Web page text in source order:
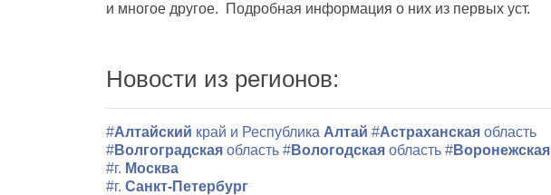
и многое другое. Подробная информация о них из первых уст.
Новости из регионов:
#Алтайский край и Республика Алтай #Астраханская область
#Волгоградская область #Вологодская область #Воронежская
#г. Москва
#г. Санкт-Петербург